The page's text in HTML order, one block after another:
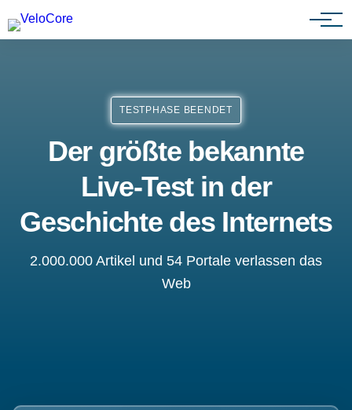
Agenturen & Webdesigner
TESTPHASE BEENDET
Der größte bekannte
Live-Test in der
Geschichte des Internets
2.000.000 Artikel und 54 Portale verlassen das
Web